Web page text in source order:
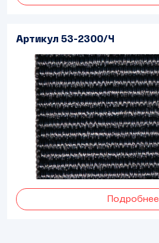
Артикул 53-2300/Ч
Подробнее